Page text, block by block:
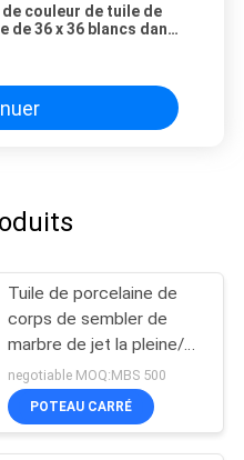
couleur de tuile de
de 36 x 36 blancs dans
Tuile de porcelaine de
corps de sembler de
marbre de jet la pleine/a
poli la tuile de marbre de
porcelaine
negotiable MOQ:MBS 500
POTEAU CARRÉ